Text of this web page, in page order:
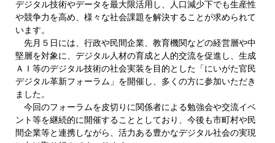
デジタル技術やデータを最大限活用し、人口減少下でも生産性
や競争力を高め、様々な社会課題を解決することが求められて
います。
先月５日には、行政や民間企業、教育機関などの経営層や中
堅層を対象に、デジタル人材の育成と人的交流を促進し、生成
ＡＩ等のデジタル技術の社会実装を目的とした「にいがた官民
デジタル革新フォーラム」を開催し、多くの方に参加いただき
ました。
今回のフォーラムを皮切りに関係者による勉強会や交流イベ
ント等を継続的に開催することとしており、今後も市町村や民
間企業等と連携しながら、活力ある豊かなデジタル社会の実現